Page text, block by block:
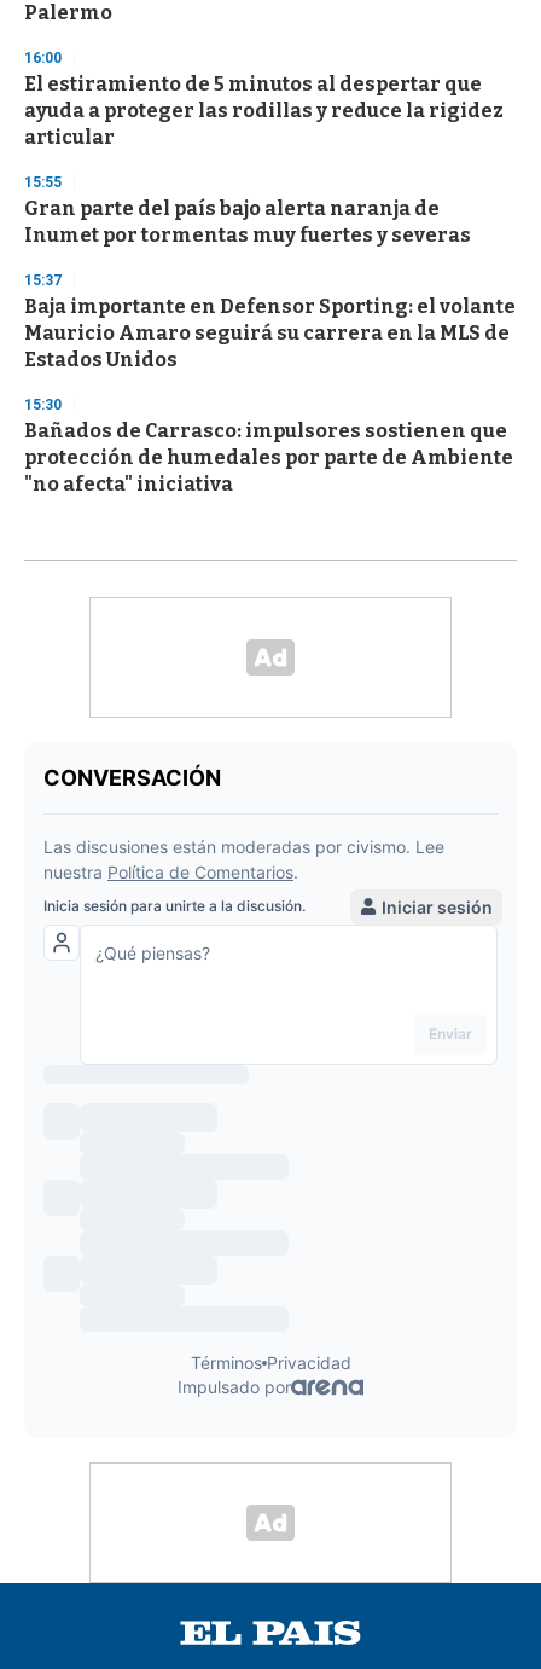
Palermo
16:00
El estiramiento de 5 minutos al despertar que
ayuda a proteger las rodillas y reduce la rigidez
articular
15:55
Gran parte del país bajo alerta naranja de
Inumet por tormentas muy fuertes y severas
15:37
Baja importante en Defensor Sporting: el volante
Mauricio Amaro seguirá su carrera en la MLS de
Estados Unidos
15:30
Bañados de Carrasco: impulsores sostienen que
protección de humedales por parte de Ambiente
"no afecta" iniciativa